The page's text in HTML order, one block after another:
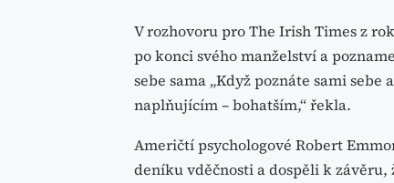
V rozhovoru pro The Irish Times z
po konci svého manželství a
sebe sama „Když poznáte sami
naplňujícím – bohatším,“ řekla.
Američtí psychologové Robert
deníku vděčnosti a dospěli k